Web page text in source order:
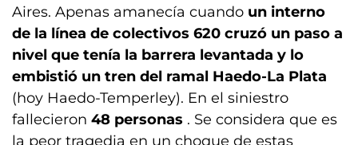
Aires. Apenas amanecía cuando un interno
de la línea de colectivos 620 cruzó un paso a
nivel que tenía la barrera levantada y lo
embistió un tren del ramal Haedo-La Plata
(hoy Haedo-Temperley). En el siniestro
fallecieron 48 personas . Se considera que es
la peor tragedia en un choque de estas